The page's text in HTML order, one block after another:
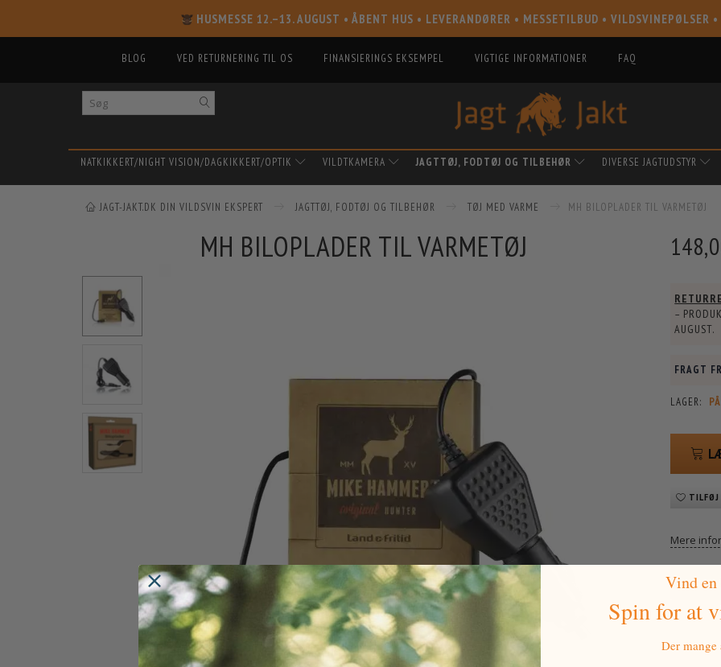
HUSMESSE 12.–13. AUGUST • ÅBENT HUS • LEVERANDØRER • MESSETILBUD • VILDSVINEPØLSER
BLOG VED RETURNERING TIL OS FINANSIERINGS EKSEMPEL VIGTIGE INFORMATIONER FAQ
NATKIKKERT/NIGHT VISION/DAGKIKKERT/OPTIK VILDTKAMERA JAGTTØJ, FODTØJ OG TILBEHØR DIVERSE JAGTUDSTYR
JAGT-JAKT.DK DIN VILDSVIN EKSPERT JAGTTØJ, FODTØJ OG TILBEHØR TØJ MED VARME MH BILOPLADER TIL VARMETØJ
MH BILOPLADER TIL VARMETØJ
–
AUGUST.
FRAGT
LAGER:
TILFØJ
Mere
Vind
Spin for at
Der mange